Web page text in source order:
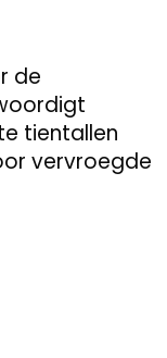
de
tientallen
vervroegde